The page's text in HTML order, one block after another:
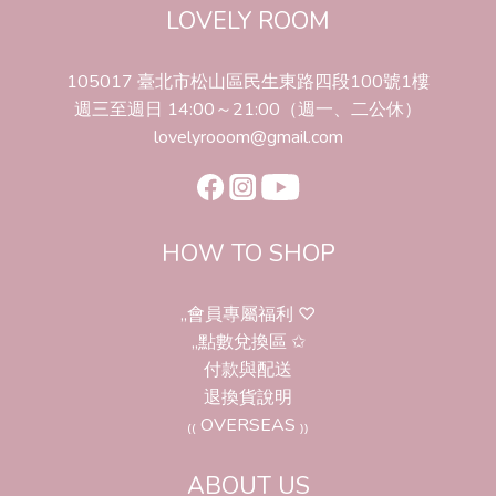
LOVELY ROOM
105017 臺北市松山區民生東路四段100號1樓
週三至週日 14:00～21:00（週一、二公休）
lovelyrooom@gmail.com
HOW TO SHOP
,,會員專屬福利 ♡
,,點數兌換區 ✩
付款與配送
退換貨說明
₍₍ OVERSEAS ₎₎
ABOUT US